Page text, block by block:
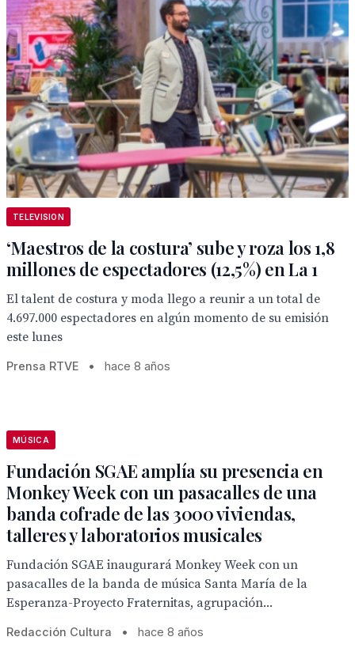
TELEVISION
‘Maestros de la costura’ sube y roza los 1,8
millones de espectadores (12,5%) en La 1
El talent de costura y moda llego a reunir a un total de
4.697.000 espectadores en algún momento de su emisión
este lunes
Prensa RTVE • hace 8 años
MÚSICA
Fundación SGAE amplía su presencia en
Monkey Week con un pasacalles de una
banda cofrade de las 3000 viviendas,
talleres y laboratorios musicales
Fundación SGAE inaugurará Monkey Week con un
pasacalles de la banda de música Santa María de la
Esperanza-Proyecto Fraternitas, agrupación...
Redacción Cultura • hace 8 años